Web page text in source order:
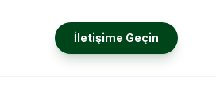
İletişime Geçin